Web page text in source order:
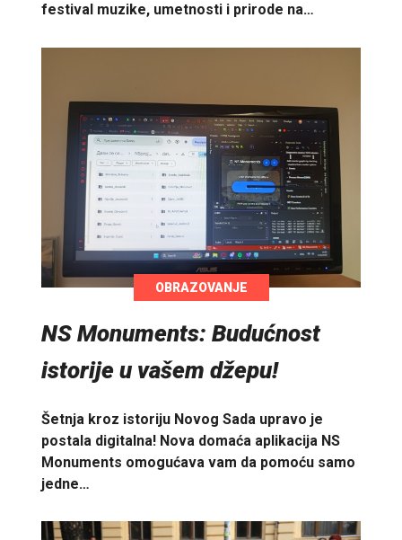
festival muzike, umetnosti i prirode na…
OBRAZOVANJE
NS Monuments: Budućnost
istorije u vašem džepu!
Šetnja kroz istoriju Novog Sada upravo je
postala digitalna! Nova domaća aplikacija NS
Monuments omogućava vam da pomoću samo
jedne…